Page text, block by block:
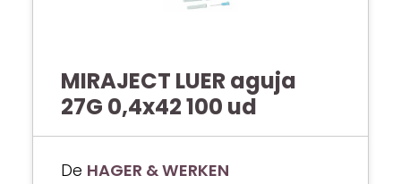
MIRAJECT LUER aguja
27G 0,4x42 100 ud
De HAGER & WERKEN